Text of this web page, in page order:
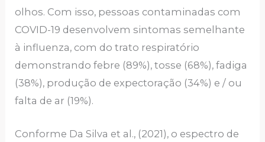
olhos. Com isso, pessoas contaminadas com
COVID-19 desenvolvem sintomas semelhante
à influenza, com do trato respiratório
demonstrando febre (89%), tosse (68%), fadiga
(38%), produção de expectoração (34%) e / ou
falta de ar (19%).
Conforme Da Silva et al., (2021), o espectro de